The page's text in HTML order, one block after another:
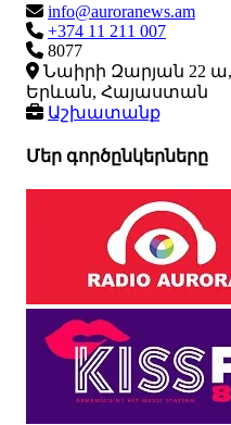
info@auroranews.am
+374 11 211 007
8077
Նաիրի Զարյան 22 ա,
Երևան, Հայաստան
Աշխատանք
Մեր գործընկերները